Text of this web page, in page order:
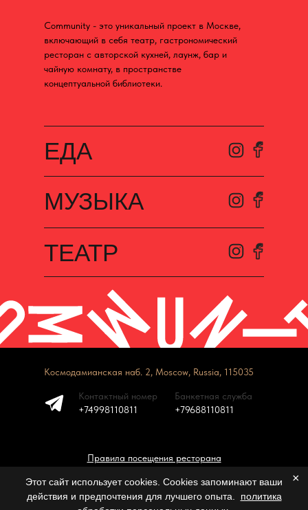
Community - это уникальный проект в Москве,
включающий в себя театр, гастрономический
ресторан с авторской кухней, лаунж, бар и
чайную комнату, в пространстве
концептуальной библиотеки.
ЕДА
МУЗЫКА
ТЕАТР
Космодамианская наб. 2, Moscow, Russia, 115035
Банкетная служба
Контактный номер
Правила посещения ресторана
+79688110811
+74998110811
Made on Tilda
×
Этот сайт использует cookies. Cookies запоминают ваши
действия и предпочтения для лучшего опыта.
политика